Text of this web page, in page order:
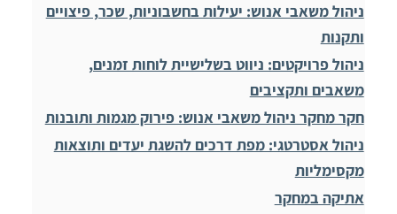
ניהול משאבי אנוש: יעילות בחשבוניות, שכר, פיצויים
ותקנות
ניהול פרויקטים: ניווט בשלישיית לוחות זמנים,
משאבים ותקציבים
חקר מחקר ניהול משאבי אנוש: פירוק מגמות ותובנות
ניהול אסטרטגי: מפת דרכים להשגת יעדים ותוצאות
מקסימליות
אתיקה במחקר